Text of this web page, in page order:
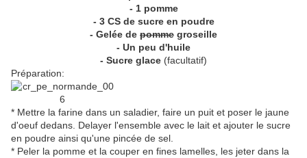
- 1 pomme
- 3 CS de sucre en poudre
- Gelée de pomme groseille
- Un peu d'huile
- Sucre glace (facultatif)
Préparation:
* Mettre la farine dans un saladier, faire un puit et poser le jaune
d'oeuf dedans. Delayer l'ensemble avec le lait et ajouter le sucre
en poudre ainsi qu'une pincée de sel.
* Peler la pomme et la couper en fines lamelles, les jeter dans la